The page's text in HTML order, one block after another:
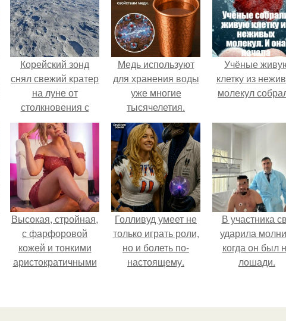
Корейский зонд
снял свежий кратер
на луне от
столкновения с
обломком Falcon 9.
Медь используют
для хранения воды
уже многие
тысячелетия.
Учёные
клетку из
молекул
Высокая, стройная,
с фарфоровой
кожей и тонкими
аристократичными
сошла с полотна
Голливуд умеет не
только играть роли,
но и болеть по-
настоящему.
В участника
ударила
когда он был
лошади.